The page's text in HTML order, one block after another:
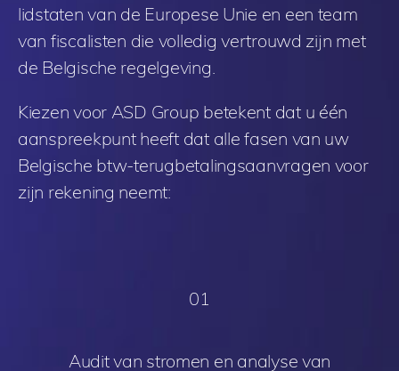
lidstaten van de Europese Unie en een team
van fiscalisten die volledig vertrouwd zijn met
de Belgische regelgeving.
Kiezen voor ASD Group betekent dat u één
aanspreekpunt heeft dat alle fasen van uw
Belgische btw-terugbetalingsaanvragen voor
zijn rekening neemt:
01
Audit van stromen en analyse van